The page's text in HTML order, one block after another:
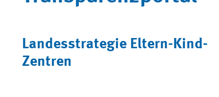
Landesstrategie Eltern-Kind-
Zentren